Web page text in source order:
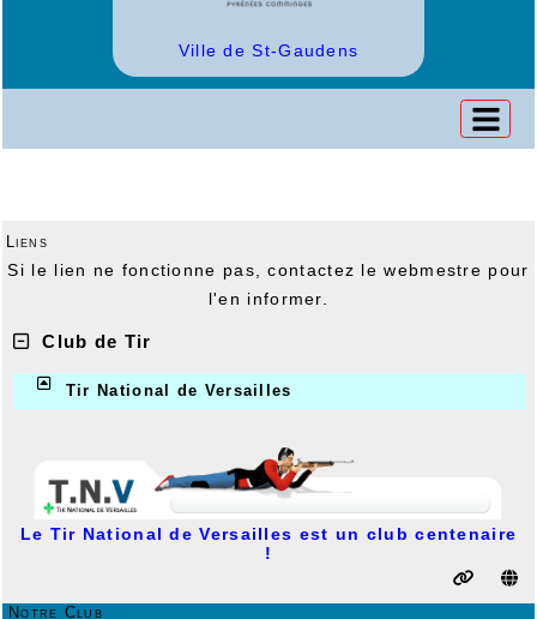
Ville de St-Gaudens
Notre Club
Liens
Si le lien ne fonctionne pas, contactez le webmestre pour
l'en informer.
Club de Tir
Tir National de Versailles
Le Tir National de Versailles est un club centenaire
!